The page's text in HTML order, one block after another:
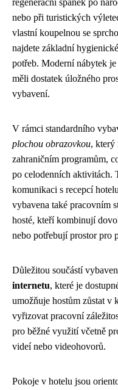
nebo při turistických
vlastní koupelnou se
najdete základní
potřeb. Moderní nábytek
měli dostatek úložného
vybavení.
V rámci standardního
plochou obrazovkou, který
zahraničním programům,
po celodenních aktivitách.
komunikaci s recepcí
vybavena také pracovním
hosté, kteří kombinují
nebo potřebují prostor pro
Důležitou součástí
internetu, které je
umožňuje hostům zůstat v
vyřizovat pracovní
pro běžné využití včetně
videí nebo videohovorů.
Pokoje v hotelu jsou